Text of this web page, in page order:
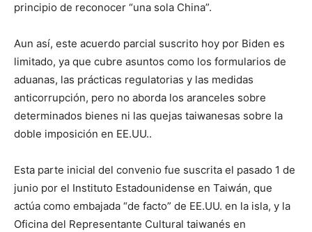
principio de reconocer “una sola China”.
Aun así, este acuerdo parcial suscrito hoy por Biden es
limitado, ya que cubre asuntos como los formularios de
aduanas, las prácticas regulatorias y las medidas
anticorrupción, pero no aborda los aranceles sobre
determinados bienes ni las quejas taiwanesas sobre la
doble imposición en EE.UU..
Esta parte inicial del convenio fue suscrita el pasado 1 de
junio por el Instituto Estadounidense en Taiwán, que
actúa como embajada “de facto” de EE.UU. en la isla, y la
Oficina del Representante Cultural taiwanés en